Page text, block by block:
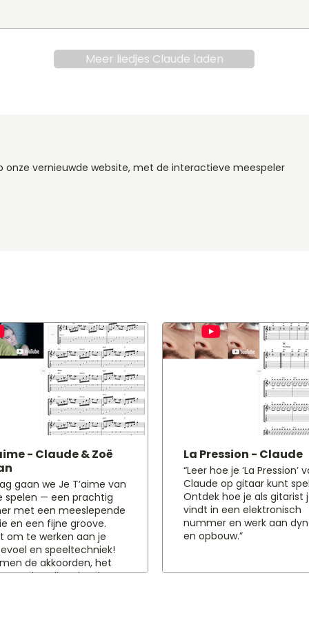
Meer liedjes Claude laden
onze vernieuwde website, met de interactieve meespeler
- Claude & Zoë
gaan we Je T’aime van
spelen — een prachtig
met een meeslepende
en een fijne groove.
om te werken aan je
en speeltechniek!
de akkoorden, het
en handige tips door
La Pression - Claude
“Leer hoe je ‘La Pression’
Claude op gitaar kunt
Ontdek hoe je als gitarist
vindt in een elektronisch
nummer en werk aan
en opbouw.”